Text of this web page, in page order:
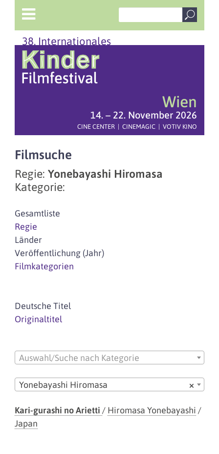
38. Internationales
Wien
14. – 22. November 2026
CINE CENTER | CINEMAGIC | VOTIV KINO
Filmsuche
Regie: Yonebayashi Hiromasa
Kategorie:
Gesamtliste
Regie
Länder
Veröffentlichung (Jahr)
Filmkategorien
Deutsche Titel
Originaltitel
Auswahl/Suche nach Kategorie
×
Yonebayashi Hiromasa
Kari-gurashi no Arietti / Hiromasa Yonebayashi /
Japan